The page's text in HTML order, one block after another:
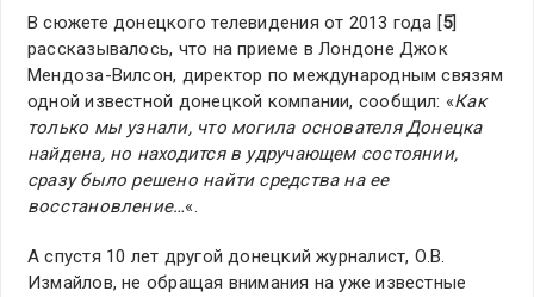
В сюжете донецкого телевидения от 2013 года [5]
рассказывалось, что на приеме в Лондоне Джок
Мендоза-Вилсон, директор по международным связям
одной известной донецкой компании, сообщил: «Как
только мы узнали, что могила основателя Донецка
найдена, но находится в удручающем состоянии,
сразу было решено найти средства на ее
восстановление…«.
А спустя 10 лет другой донецкий журналист, О.В.
Измайлов, не обращая внимания на уже известные